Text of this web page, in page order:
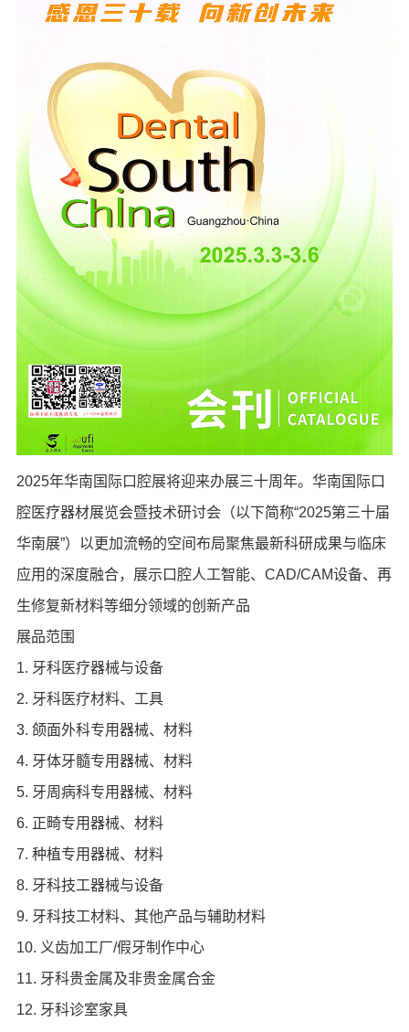
2025年华南国际口腔展将迎来办展三十周年。华南国际口
腔医疗器材展览会暨技术研讨会（以下简称“2025第三十届
华南展”）以更加流畅的空间布局聚焦最新科研成果与临床
应用的深度融合，展示口腔人工智能、CAD/CAM设备、再
生修复新材料等细分领域的创新产品
展品范围
1. 牙科医疗器械与设备
2. 牙科医疗材料、工具
3. 颌面外科专用器械、材料
4. 牙体牙髓专用器械、材料
5. 牙周病科专用器械、材料
6. 正畸专用器械、材料
7. 种植专用器械、材料
8. 牙科技工器械与设备
9. 牙科技工材料、其他产品与辅助材料
10. 义齿加工厂/假牙制作中心
11. 牙科贵金属及非贵金属合金
12. 牙科诊室家具